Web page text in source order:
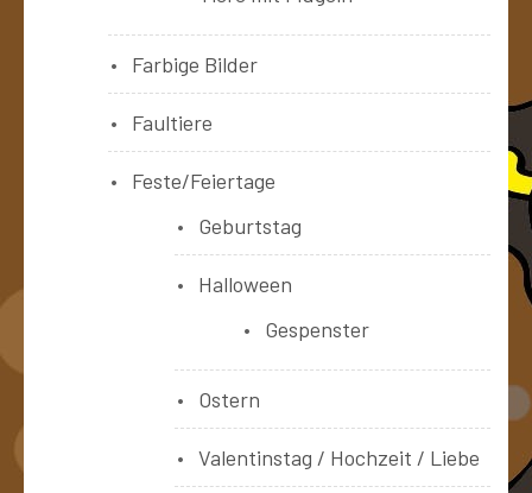
Farbige Bilder
Faultiere
Feste/Feiertage
Geburtstag
Halloween
Gespenster
Ostern
Valentinstag / Hochzeit / Liebe